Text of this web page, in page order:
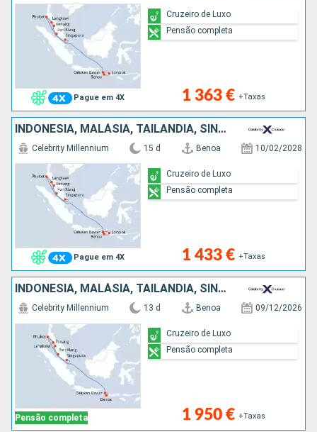
Pague em 4X 1 363 € +Taxas
Cruzeiro de Luxo
Pensão completa
INDONÉSIA, MALÁSIA, TAILÂNDIA, SINGAPURA
Pague em 4X
Celebrity Millennium 15 d Benoa 10/02/2028
1 433 € +Taxas
Cruzeiro de Luxo
Pensão completa
INDONÉSIA, MALÁSIA, TAILÂNDIA, SINGAPURA
Pensão completa
Celebrity Millennium 13 d Benoa 09/12/2026
1 950 € +Taxas
Cruzeiro de Luxo
Pensão completa